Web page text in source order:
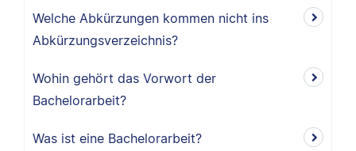
Welche Abkürzungen kommen nicht ins
Abkürzungsverzeichnis?
Wohin gehört das Vorwort der
Bachelorarbeit?
Was ist eine Bachelorarbeit?